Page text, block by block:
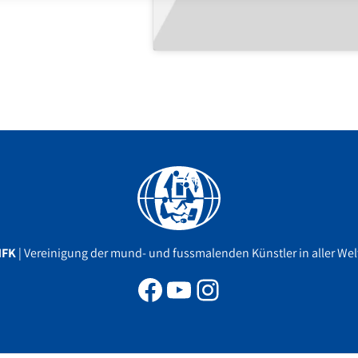
| Vereinigung der mund- und fussmalenden Künstler in aller
Facebook
YouTube
Instagram